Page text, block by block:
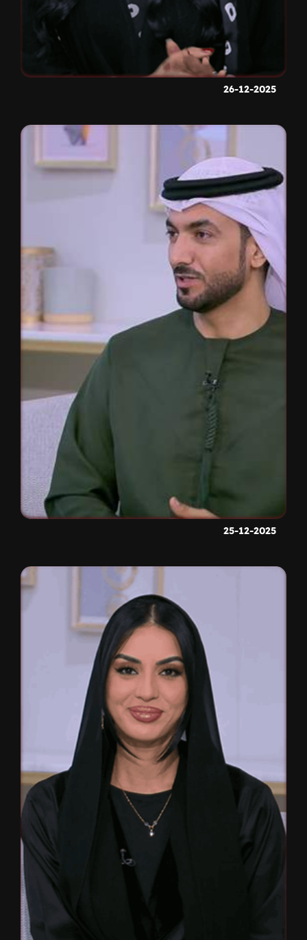
26-12-2025
25-12-2025